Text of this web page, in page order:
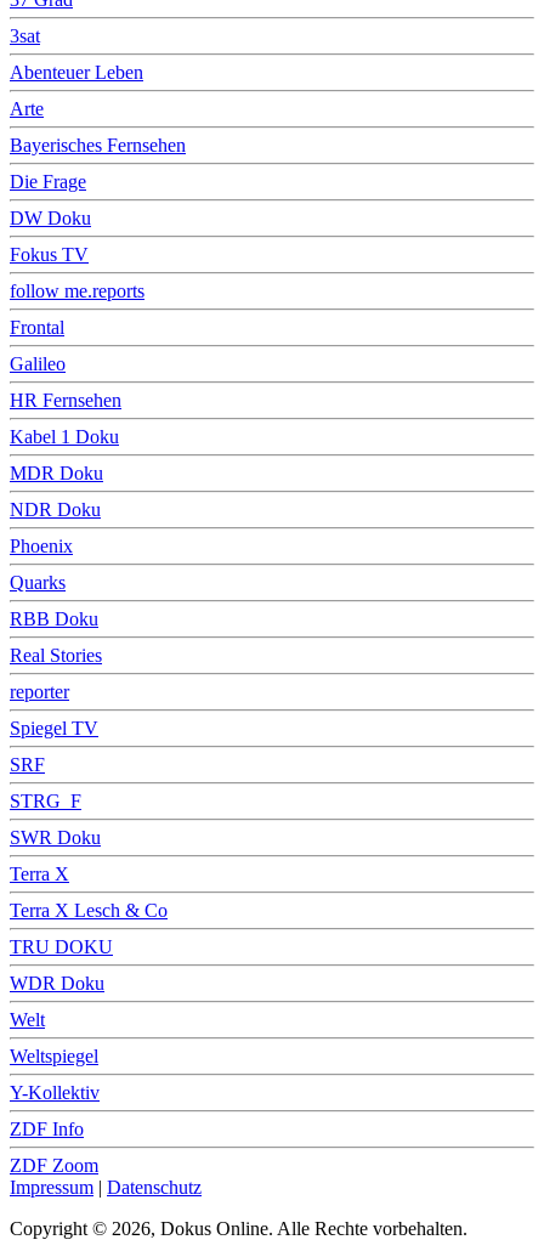
3sat
Abenteuer Leben
Arte
Bayerisches Fernsehen
Die Frage
DW Doku
Fokus TV
follow me.reports
Frontal
Galileo
HR Fernsehen
Kabel 1 Doku
MDR Doku
NDR Doku
Phoenix
Quarks
RBB Doku
Real Stories
reporter
Spiegel TV
SRF
STRG_F
SWR Doku
Terra X
Terra X Lesch & Co
TRU DOKU
WDR Doku
Welt
Weltspiegel
Y-Kollektiv
ZDF Info
ZDF Zoom
Impressum | Datenschutz
Copyright © 2026, Dokus Online. Alle Rechte vorbehalten.